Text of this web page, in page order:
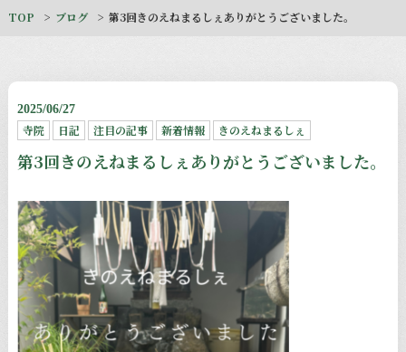
TOP ブログ 第3回きのえねまるしぇありがとうございました。
2025/06/27
寺院 日記 注目の記事 新着情報 きのえねまるしぇ
第3回きのえねまるしぇありがとうございました。